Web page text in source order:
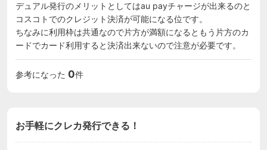
デュアル発行のメリットとしてはau payチャージが出来るのと
コスコトでのクレジット決済が可能になる位です。
ちなみに利用枠は共通なので片方が満額になるともう片方のカ
ードでカード利用すると決済出来ないので注意が必要です。
参考になった 0件
お手軽にクレカ発行できる！